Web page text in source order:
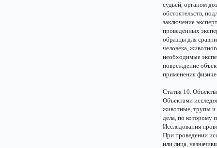
судьей, органом
обстоятельств,
заключение
проведенных
образцы для
человека,
необходимые
повреждение
применения
Статья 10.
Объектами
животные, трупы и
дела, по которому
Исследования
При проведении
или лица,